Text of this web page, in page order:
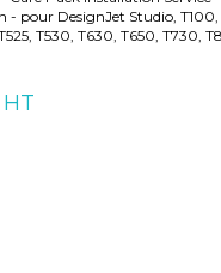
pour DesignJet Studio, T100,
T530, T630, T650, T730,